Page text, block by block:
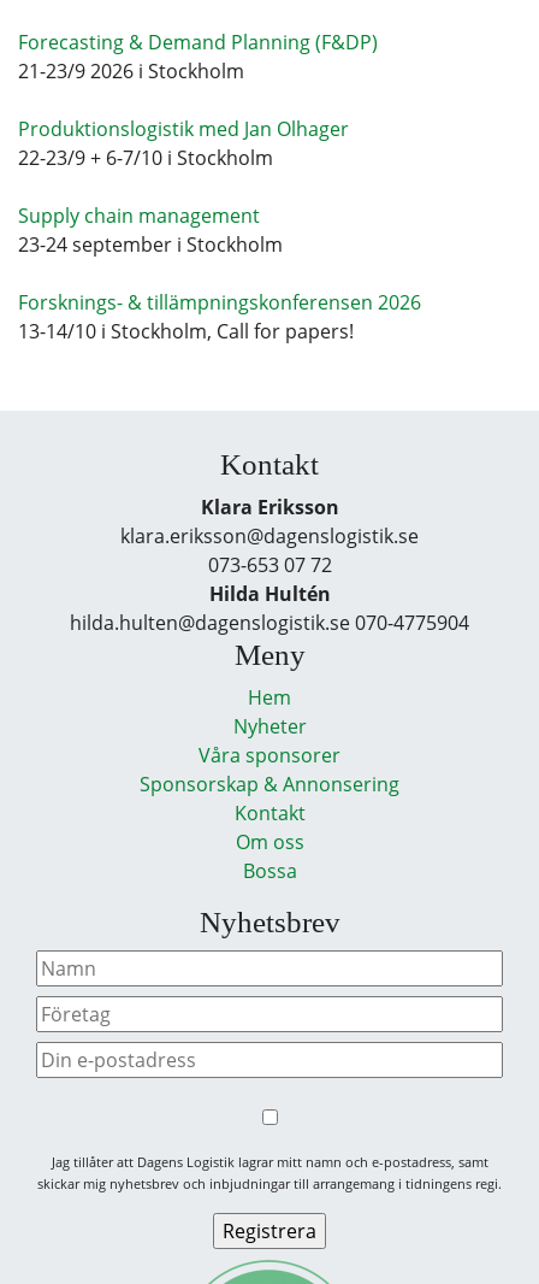
Forecasting & Demand Planning (F&DP)
21-23/9 2026 i Stockholm
Produktionslogistik med Jan Olhager
22-23/9 + 6-7/10 i Stockholm
Supply chain management
23-24 september i Stockholm
Forsknings- & tillämpningskonferensen 2026
13-14/10 i Stockholm, Call for papers!
Kontakt
Klara Eriksson
klara.eriksson@dagenslogistik.se
073-653 07 72
Hilda Hultén
hilda.hulten@dagenslogistik.se 070-4775904
Meny
Hem
Nyheter
Våra sponsorer
Sponsorskap & Annonsering
Kontakt
Om oss
Bossa
Nyhetsbrev
Jag tillåter att Dagens Logistik lagrar mitt namn och e-postadress, samt
skickar mig nyhetsbrev och inbjudningar till arrangemang i tidningens regi.